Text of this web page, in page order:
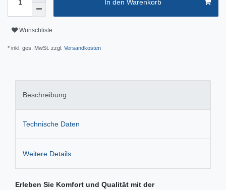
In den Warenkorb
Wunschliste
* inkl. ges. MwSt. zzgl. Versandkosten
Beschreibung
Technische Daten
Weitere Details
Erleben Sie Komfort und Qualität mit der